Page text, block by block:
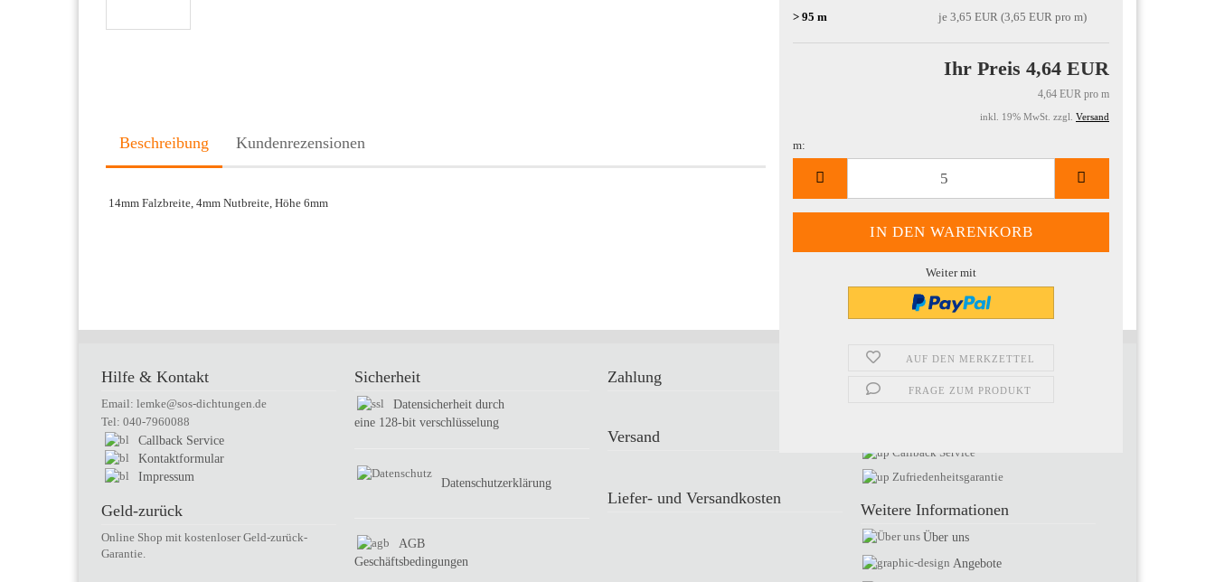
> 95 m
je 3,65 EUR (3,65 EUR pro m)
Ihr Preis 4,64 EUR
4,64 EUR pro m
inkl. 19% MwSt. zzgl. Versand
m:
Weiter mit
AUF DEN MERKZETTEL
FRAGE ZUM PRODUKT
Beschreibung Kundenrezensionen
14mm Falzbreite, 4mm Nutbreite, Höhe 6mm
Hilfe & Kontakt
Email: lemke@sos-dichtungen.de
Tel: 040-7960088
Callback Service
Kontaktformular
Impressum
Geld-zurück
Online Shop mit kostenloser Geld-zurück-
Garantie.
Sicherheit
Datensicherheit durch
eine 128-bit verschlüsselung
Datenschutzerklärung
AGB
Geschäftsbedingungen
Zahlung
Versand
Liefer- und Versandkosten
Callback Service
Zufriedenheitsgarantie
Weitere Informationen
Über uns
Angebote